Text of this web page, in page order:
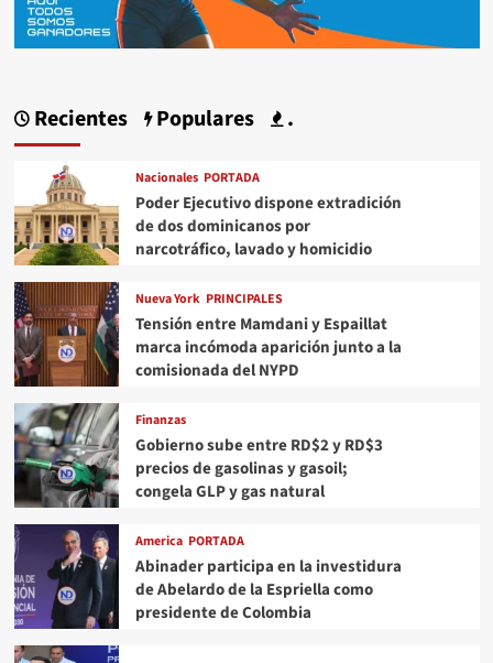
Recientes Populares .
Nacionales PORTADA
Poder Ejecutivo dispone extradición
de dos dominicanos por
narcotráfico, lavado y homicidio
Nueva York PRINCIPALES
Tensión entre Mamdani y Espaillat
marca incómoda aparición junto a la
comisionada del NYPD
Finanzas
Gobierno sube entre RD$2 y RD$3
precios de gasolinas y gasoil;
congela GLP y gas natural
America PORTADA
Abinader participa en la investidura
de Abelardo de la Espriella como
presidente de Colombia